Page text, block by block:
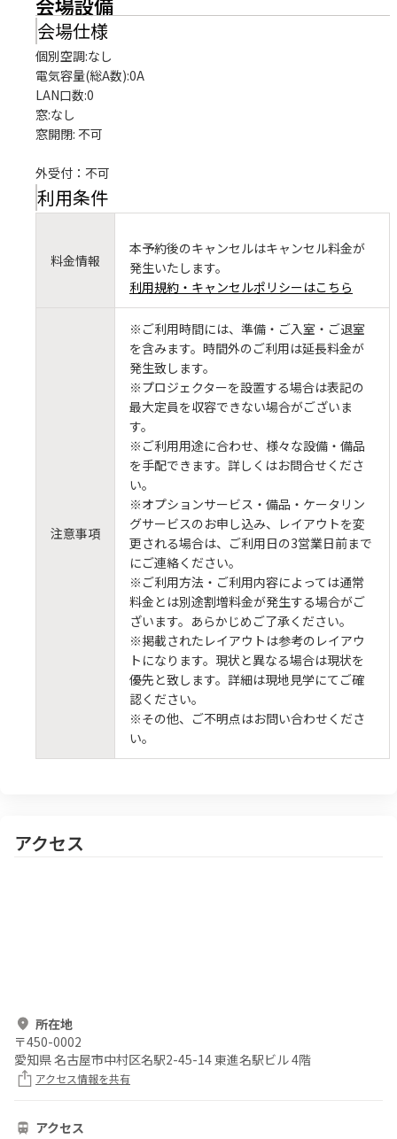
会場仕様
個別空調:なし
電気容量(総A数):0A
LAN口数:0
窓:なし
窓開閉: 不可
外受付：不可
利用条件
料金情報
本予約後のキャンセルはキャンセル料金が
発生いたします。
利用規約・キャンセルポリシーはこちら
注意事項
※ご利用時間には、準備・ご入室・ご退室
を含みます。時間外のご利用は延長料金が
発生致します。
※プロジェクターを設置する場合は表記の
最大定員を収容できない場合がございま
す。
※ご利用用途に合わせ、様々な設備・備品
を手配できます。詳しくはお問合せくださ
い。
※オプションサービス・備品・ケータリン
グサービスのお申し込み、レイアウトを変
更される場合は、ご利用日の3営業日前まで
にご連絡ください。
※ご利用方法・ご利用内容によっては通常
料金とは別途割増料金が発生する場合がご
ざいます。あらかじめご了承ください。
※掲載されたレイアウトは参考のレイアウ
トになります。現状と異なる場合は現状を
優先と致します。詳細は現地見学にてご確
認ください。
※その他、ご不明点はお問い合わせくださ
い。
アクセス
所在地
〒450-0002
愛知県 名古屋市中村区名駅2-45-14 東進名駅ビル 4階
アクセス情報を共有
アクセス